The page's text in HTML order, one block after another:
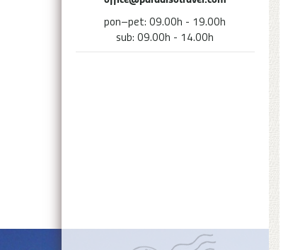
pon–pet: 09.00h - 19.00h
sub: 09.00h - 14.00h